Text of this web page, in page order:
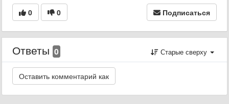
0 0 Подписаться
Ответы 0 Старые сверху